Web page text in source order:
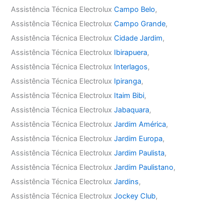
Assistência Técnica ElectroluxCampo Belo,
Assistência Técnica ElectroluxCampo Grande,
Assistência Técnica ElectroluxCidade Jardim,
Assistência Técnica Electrolux Ibirapuera,
Assistência Técnica Electrolux Interlagos,
Assistência Técnica Electrolux Ipiranga,
Assistência Técnica Electrolux Itaim Bibi,
Assistência Técnica ElectroluxJabaquara,
Assistência Técnica ElectroluxJardim América,
Assistência Técnica ElectroluxJardim Europa,
Assistência Técnica ElectroluxJardim Paulista,
Assistência Técnica ElectroluxJardim Paulistano,
Assistência Técnica ElectroluxJardins,
Assistência Técnica ElectroluxJockey Club,